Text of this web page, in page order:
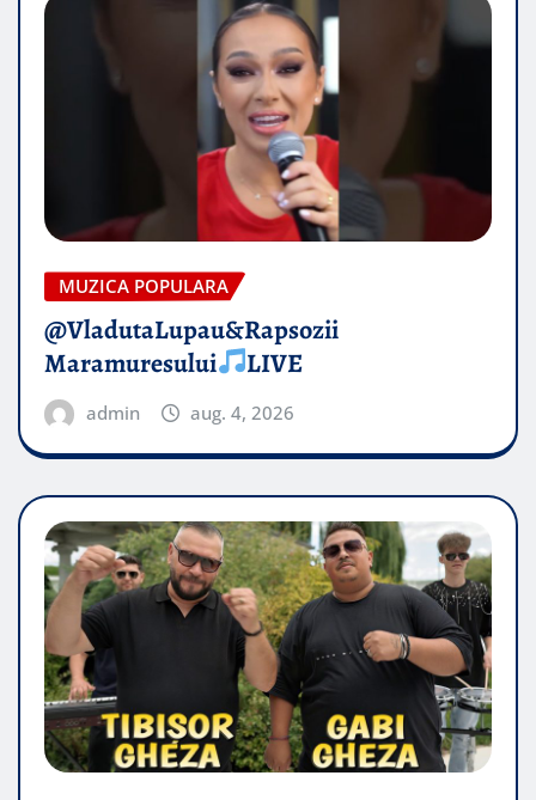
MUZICA POPULARA
@VladutaLupau&Rapsozii
Maramuresului
LIVE
admin aug. 4, 2026